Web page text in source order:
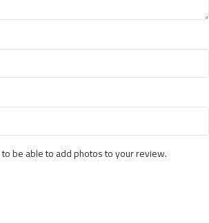
be able to add photos to your review.